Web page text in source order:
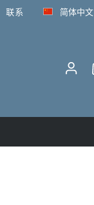
联系 简体中文